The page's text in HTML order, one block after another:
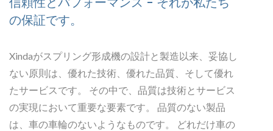
の保証です。
Xindaがスプリング形成機の設計と製造以来、妥協し
ない原則は、優れた技術、優れた品質、そして優れ
たサービスです。 その中で、品質は技術とサービス
の実現において重要な要素です。 品質のない製品
は、車の車輪のないようなものです。 どれだけ車の